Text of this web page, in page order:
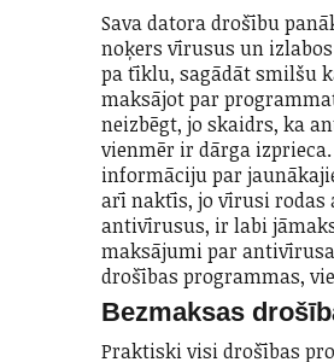
Sava datora drošību
noķers vīrusus un
pa tīklu, sagādāt smilšu
maksājot par
neizbēgt, jo skaidrs, ka
vienmēr ir dārga
informāciju par
arī naktīs, jo vīrusi rodas
antivīrusus, ir labi
maksājumi par
drošības programmas,
Bezmaksas
Praktiski visi drošības